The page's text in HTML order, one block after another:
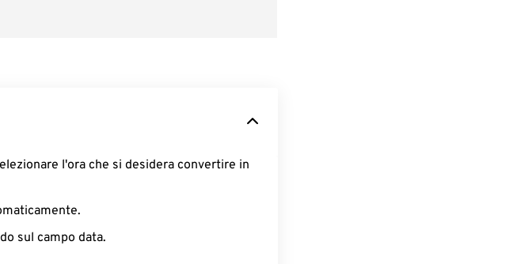
l'ora che si desidera convertire in
sul campo data.